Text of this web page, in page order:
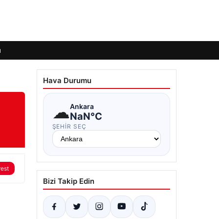
Hava Durumu
☁Ankara
NaN°C
ŞEHIR SEÇ
Bizi Takip Edin